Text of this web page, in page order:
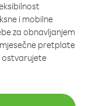
i mobilne
za obnavljanjem
pretplate
ostvarujete